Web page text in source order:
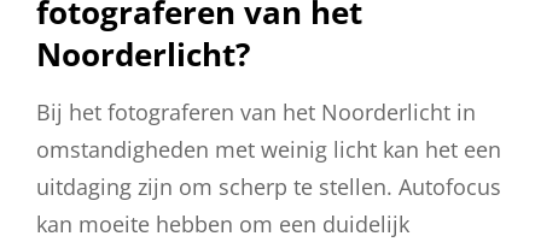
fotograferen van het
Noorderlicht?
Bij het fotograferen van het Noorderlicht in
omstandigheden met weinig licht kan het een
uitdaging zijn om scherp te stellen. Autofocus
kan moeite hebben om een duidelijk